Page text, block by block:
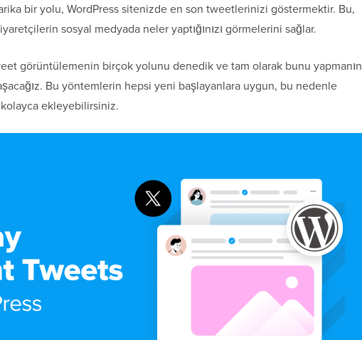
bir yolu, WordPress sitenizde en son tweetlerinizi göstermektir. Bu,
sosyal medyada neler yaptığınızı görmelerini sağlar.
görüntülemenin birçok yolunu denedik ve tam olarak bunu yapmanın
Bu yöntemlerin hepsi yeni başlayanlara uygun, bu nedenle
kolayca ekleyebilirsiniz.